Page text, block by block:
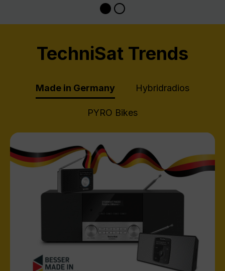
TechniSat Trends
Made in Germany Hybridradios
PYRO Bikes